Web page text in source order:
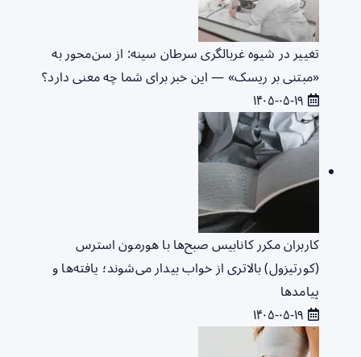
تغییر در شیوه غربالگری سرطان سینه: از سن‌محور به
«مبتنی بر ریسک» — این خبر برای شما چه معنی دارد؟
کاربران مکرر کانابیس صبح‌ها با هورمون استرس
(کورتیزول) بالاتری از خواب بیدار می‌شوند؛ یافته‌ها و
پیامدها